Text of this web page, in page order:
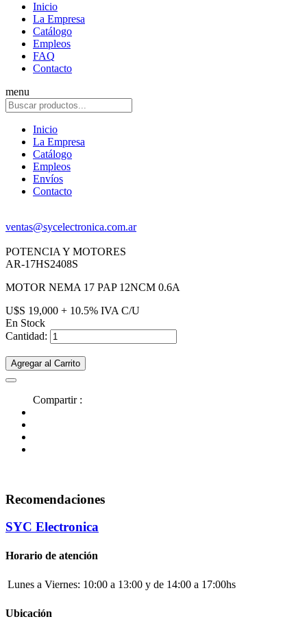
Inicio
La Empresa
Catálogo
Empleos
FAQ
Contacto
menu
Inicio
La Empresa
Catálogo
Empleos
Envíos
Contacto
ventas@sycelectronica.com.ar
POTENCIA Y MOTORES
AR-17HS2408S
MOTOR NEMA 17 PAP 12NCM 0.6A
U$S 19,000 + 10.5% IVA C/U
En Stock
Cantidad:
Agregar al Carrito
Compartir :
Recomendaciones
SYC Electronica
Horario de atención
Lunes a Viernes: 10:00 a 13:00 y de 14:00 a 17:00hs
Ubicación